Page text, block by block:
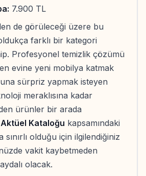
7.900 TL
de görüleceği üzere bu
farklı bir kategori
Profesyonel temizlik çözümü
evine yeni mobilya katmak
sürpriz yapmak isteyen
meraklısına kadar
ürünler bir arada
Aktüel Kataloğu kapsamındaki
olduğu için ilgilendiğiniz
vakit kaybetmeden
olacak.